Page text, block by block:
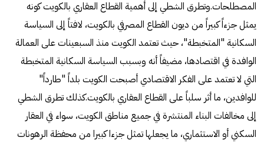
المصطلحات.وتطرق الشطي إلى أهمية القطاع العقاري بالكويت كونه
يمثل جزءاً كبيراً من ديون القطاع المصرفي بالكويت، لافتاً إلى السياسة
السكانية "المتخبطة"، حيث تعتمد الكويت منذ السبعينات على العمالة
الوافدة في اقتصادها، مضيفاً أنه وبسبب السياسة السكانية المتخبطة
التي لا تعتمد على الفكر الاقتصادي أصبحت الكويت بلداً "طارداً"
للوافدين، ما أثر سلباً على القطاع العقاري بالكويت.كذلك تطرق الشطي
إلى مخالفات البناء المنتشرة في جميع مناطق الكويت، سواء في العقار
السكني أو الاستثماري، ما يجعلها تمثل جزءا كبيرا من محفظة الرهونات